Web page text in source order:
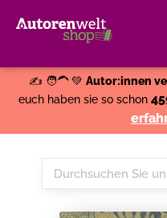
✍️ 🧑‍🦱 💚 Autor:innen
euch haben sie so schon
Durchsuchen
Sie